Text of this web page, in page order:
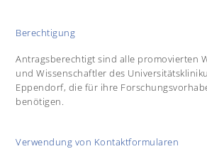
Berechtigung
Antragsberechtigt sind alle promovierten
und Wissenschaftler des
Eppendorf, die für ihre
benötigen.
Verwendung von Kontaktformularen